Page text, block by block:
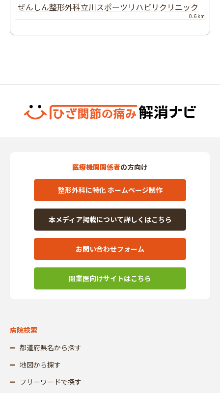
ぜんしん整形外科立川スポーツリハビリクリニック
0.6 km
医療機関関係者の方向け
整形外科に特化 ホームページ制作
本メディア掲載について詳しくはこちら
お問い合わせフォーム
開業医向けサイトはこちら
病院検索
都道府県名から探す
地図から探す
フリーワードで探す